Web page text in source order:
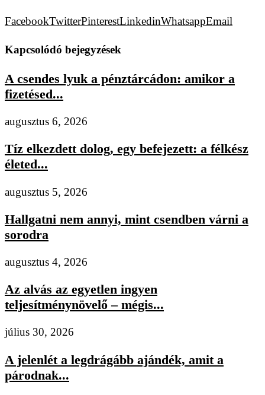
FacebookTwitterPinterestLinkedinWhatsappEmail
Kapcsolódó bejegyzések
A csendes lyuk a pénztárcádon: amikor a
fizetésed...
augusztus 6, 2026
Tíz elkezdett dolog, egy befejezett: a félkész
életed...
augusztus 5, 2026
Hallgatni nem annyi, mint csendben várni a
sorodra
augusztus 4, 2026
Az alvás az egyetlen ingyen
teljesítménynövelő – mégis...
július 30, 2026
A jelenlét a legdrágább ajándék, amit a
párodnak...